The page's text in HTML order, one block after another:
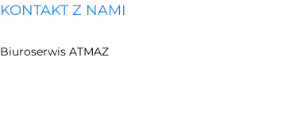
KONTAKT Z NAMI
Biuroserwis ATMAZ